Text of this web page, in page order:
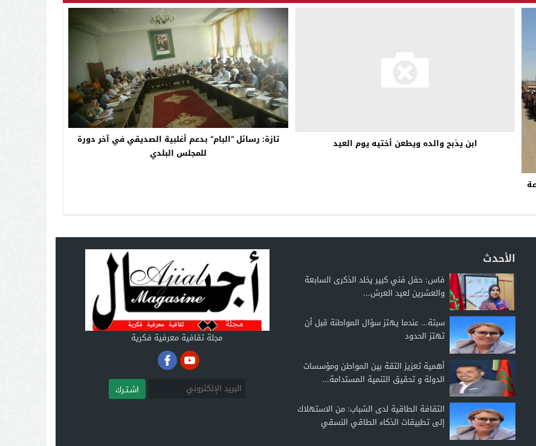
ابن يذبح والده ويطعن أختيه يوم العيد
تازة: رسائل “البام” بدعم أغلبية الصديقي في آخر دورة
للمجلس البلدي
الأحدث
فاس: حفل فني كبير يخلد الذكرى السابعة
والعشرين لعيد العرش...
سبتة… عندما يهتز سؤال المواطنة قبل أن
تهتز الحدود
أهمية تعزيز الثقة بين المواطن ومؤسسات
الدولة و تحقيق التنمية المستدامة...
الثقافة الطاقية لدى الشباب: من الاستهلاك
إلى تطبيقات الذكاء الطاقي النسقي
مجلة ثقافية معرفية فكرية
اشـتـرك